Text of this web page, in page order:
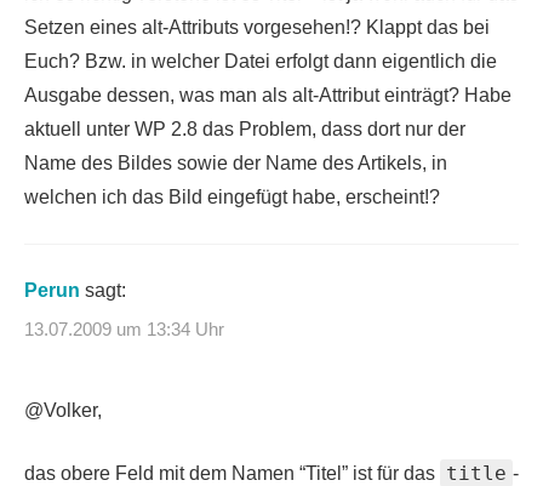
Setzen eines alt-Attributs vorgesehen!? Klappt das bei
Euch? Bzw. in welcher Datei erfolgt dann eigentlich die
Ausgabe dessen, was man als alt-Attribut einträgt? Habe
aktuell unter WP 2.8 das Problem, dass dort nur der
Name des Bildes sowie der Name des Artikels, in
welchen ich das Bild eingefügt habe, erscheint!?
Perun sagt:
13.07.2009 um 13:34 Uhr
@Volker,
das obere Feld mit dem Namen “Titel” ist für das title -